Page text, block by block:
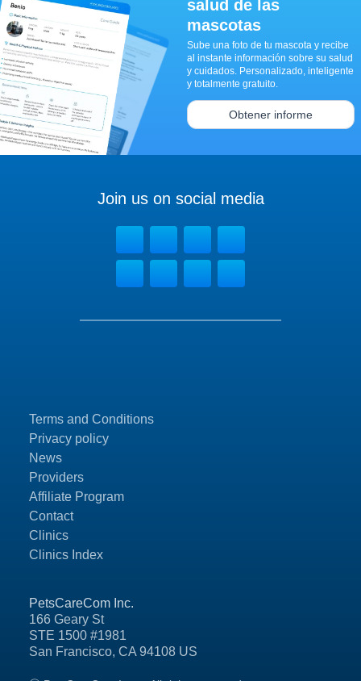
salud de las
mascotas
Sube una foto de tu mascota y recibe
al instante información sobre su salud
y cuidados. Personalizado, inteligente
y totalmente gratuito.
Obtener informe
PetsCareCom Inc.
166 Geary St
STE 1500 #1981
San Francisco, CA 94108 US
Terms and Conditions
Privacy policy
News
Providers
Affiliate Program
Contact
Clinics
Clinics Index
Join us on social media